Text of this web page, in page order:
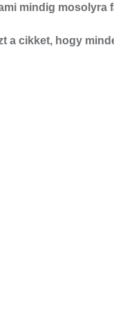
mindig mosolyra
a cikket, hogy